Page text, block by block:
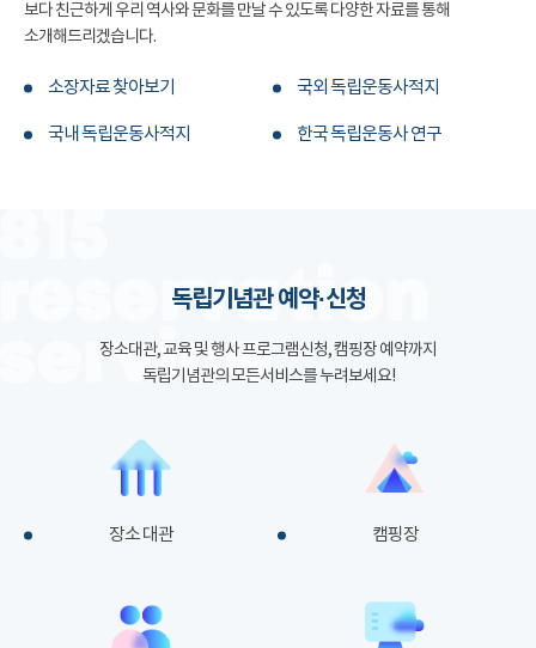
보다 친근하게 우리 역사와 문화를 만날 수 있도록 다양한 자료를 통해
소개해드리겠습니다.
소장자료 찾아보기 국외 독립운동사적지
국내 독립운동사적지 한국 독립운동사 연구
독립기념관 예약·신청
장소대관, 교육 및 행사 프로그램신청, 캠핑장 예약까지
독립기념관의 모든서비스를 누려보세요!
장소 대관 캠핑장